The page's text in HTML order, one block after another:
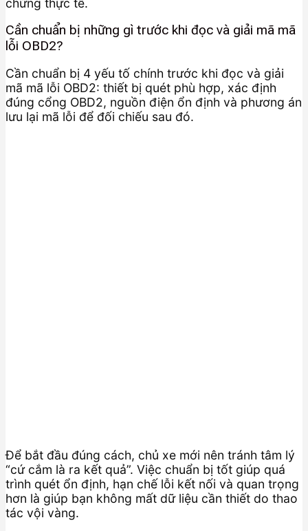
chứng thực tế.
Cần chuẩn bị những gì trước khi đọc và giải mã mã
lỗi OBD2?
Cần chuẩn bị 4 yếu tố chính trước khi đọc và giải
mã mã lỗi OBD2: thiết bị quét phù hợp, xác định
đúng cổng OBD2, nguồn điện ổn định và phương án
lưu lại mã lỗi để đối chiếu sau đó.
Để bắt đầu đúng cách, chủ xe mới nên tránh tâm lý
“cứ cắm là ra kết quả”. Việc chuẩn bị tốt giúp quá
trình quét ổn định, hạn chế lỗi kết nối và quan trọng
hơn là giúp bạn không mất dữ liệu cần thiết do thao
tác vội vàng.